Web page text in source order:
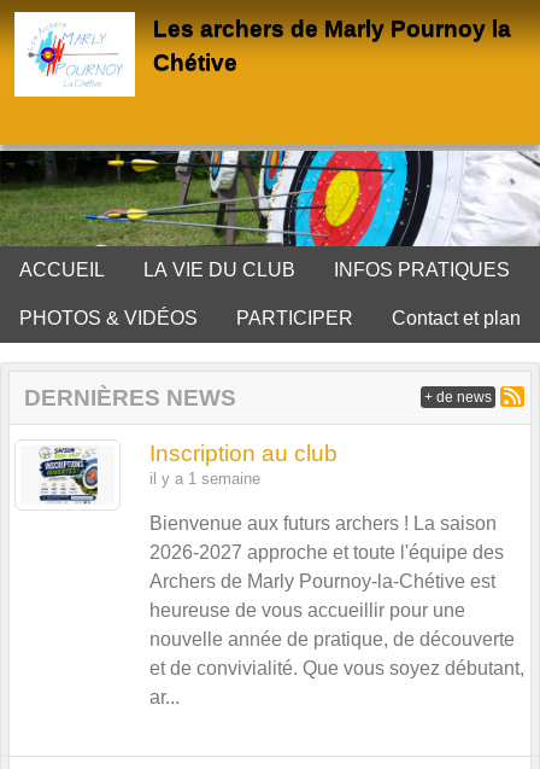
Les archers de Marly Pournoy la
Chétive
ACCUEIL LA VIE DU CLUB INFOS PRATIQUES
PHOTOS & VIDÉOS PARTICIPER Contact et plan
DERNIÈRES NEWS
Inscription au club
il y a 1 semaine
Bienvenue aux futurs archers ! La saison
2026-2027 approche et toute l'équipe des
Archers de Marly Pournoy-la-Chétive est
heureuse de vous accueillir pour une
nouvelle année de pratique, de découverte
et de convivialité. Que vous soyez débutant,
ar...
+ de news
Panneau de gestion des cookies